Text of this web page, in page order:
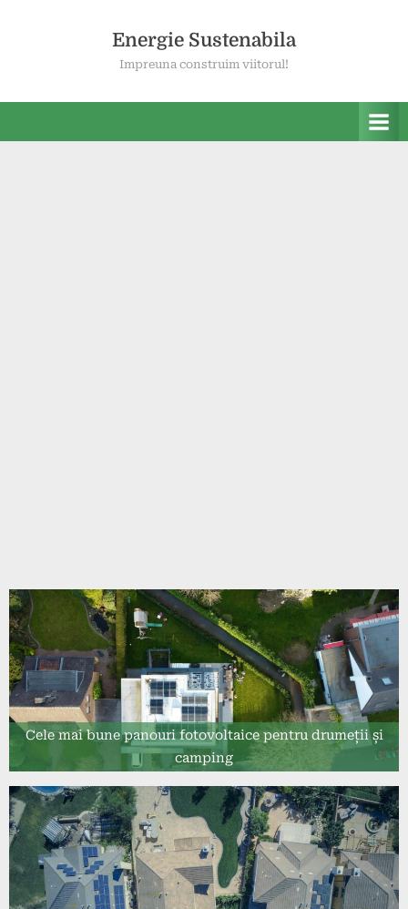
Energie Sustenabila
Impreuna construim viitorul!
Cele mai bune panouri fotovoltaice pentru drumeții și
camping